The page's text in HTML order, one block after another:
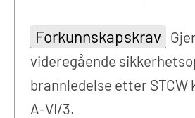
Forkunnskapskrav
videregående
brannledelse etter STCW
A-VI/3.